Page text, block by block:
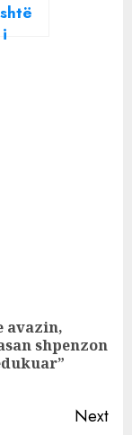
avazin,
shpenzon
Next